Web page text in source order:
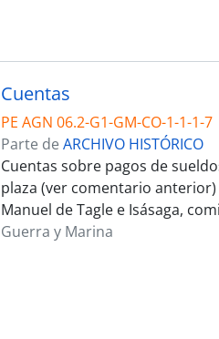
Cuentas
PE AGN 06.2-G1-GM-CO-1-1-1-7
Parte de ARCHIVO HISTÓRICO
Cuentas sobre pagos de
plaza (ver comentario anterior)
Manuel de Tagle e Isásaga,
Guerra y Marina